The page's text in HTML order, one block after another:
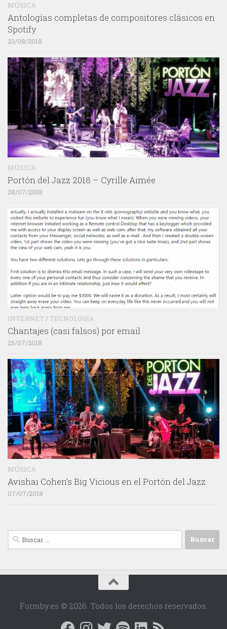
MÚSICA
Antologías completas de compositores clásicos en
Spotify
23/08/2018
MÚSICA
Portón del Jazz 2018 – Cyrille Aimée
28/07/2018
INTERNET / TECNOLOGÍA
Chantajes (casi falsos) por email
25/07/2018
MÚSICA
Avishai Cohen’s Big Vicious en el Portón del Jazz
07/07/2018
Buscar:
Formby.es © 2026. Todos los derechos reservados.